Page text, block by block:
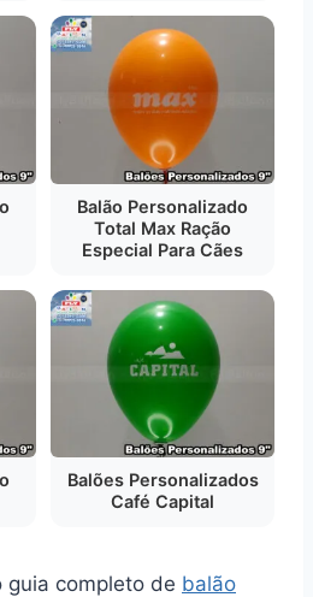
Balão Personalizado
Total Max Ração
Especial Para Cães
Balões Personalizados
Café Capital
guia completo de balão